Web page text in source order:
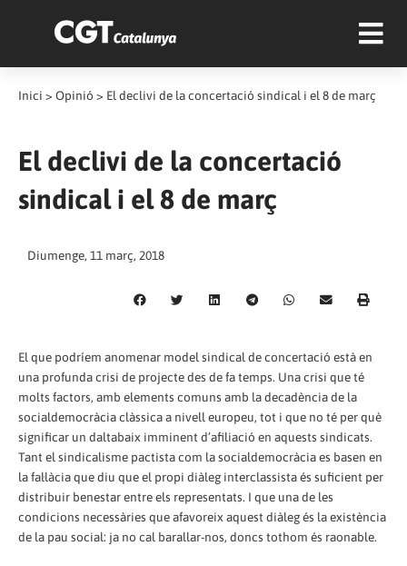
Inici > Opinió > El declivi de la concertació sindical i el 8 de març
El declivi de la concertació
sindical i el 8 de març
Diumenge, 11 març, 2018
El que podríem anomenar model sindical de concertació està en
una profunda crisi de projecte des de fa temps. Una crisi que té
molts factors, amb elements comuns amb la decadència de la
socialdemocràcia clàssica a nivell europeu, tot i que no té per què
significar un daltabaix imminent d’afiliació en aquests sindicats.
Tant el sindicalisme pactista com la socialdemocràcia es basen en
la fal·làcia que diu que el propi diàleg interclassista és suficient per
distribuir benestar entre els representats. I que una de les
condicions necessàries que afavoreix aquest diàleg és la existència
de la pau social: ja no cal barallar-nos, doncs tothom és raonable.